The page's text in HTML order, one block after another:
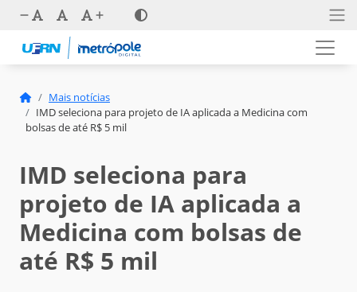
Mais notícias
IMD seleciona para projeto de IA aplicada a Medicina com
bolsas de até R$ 5 mil
IMD seleciona para
projeto de IA aplicada a
Medicina com bolsas de
até R$ 5 mil